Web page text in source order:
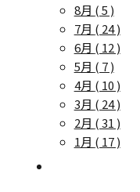
8月 ( 5 )
7月 ( 24 )
6月 ( 12 )
5月 ( 7 )
4月 ( 10 )
3月 ( 24 )
2月 ( 31 )
1月 ( 17 )